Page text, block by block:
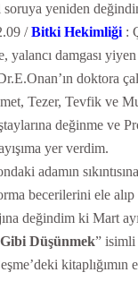
soruya yeniden
/Bitki Hekimliği :
yalancı damgası
doktora
Tezer, Tevfik ve
değinme ve
yer verdim.
adamın
becerilerini ele alıp
değindim ki Mart
Düşünmek” isimli
kitaplığımın